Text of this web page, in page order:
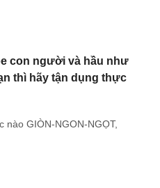
con người và hầu như
thì hãy tận dụng thực
GIÒN-NGON-NGỌT,